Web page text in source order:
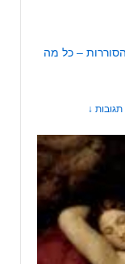
– כל מה
תגובות ↓